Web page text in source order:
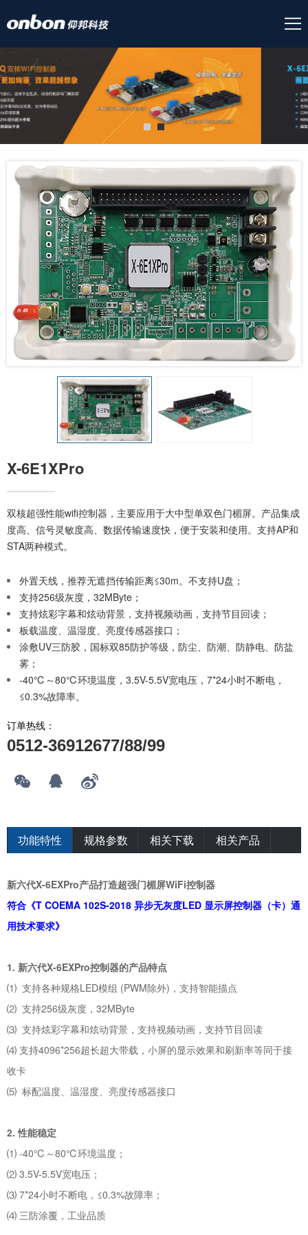
X-6E1XPro
双核超强性能wifi控制器，主要应用于大中型单双色门楣屏。产品集成
度高、信号灵敏度高、数据传输速度快，便于安装和使用。支持AP和
STA两种模式。
外置天线，推荐无遮挡传输距离≤30m。不支持U盘；
支持256级灰度，32MByte；
支持炫彩字幕和炫动背景，支持视频动画，支持节目回读；
板载温度、温湿度、亮度传感器接口；
涂敷UV三防胶，国标双85防护等级，防尘、防潮、防静电、防盐
雾；
-40℃～80℃环境温度，3.5V-5.5V宽电压，7*24小时不断电，
≤0.3%故障率。
订单热线：
0512-36912677/88/99
功能特性 规格参数 相关下载 相关产品
新六代X-6EXPro产品打造超强门楣屏WiFi控制器
符合《T COEMA 102S-2018 异步无灰度LED 显示屏控制器（卡）通
用技术要求》
1. 新六代X-6EXPro控制器的产品特点
⑴ 支持各种规格LED模组 (PWM除外)，支持智能描点
⑵ 支持256级灰度，32MByte
⑶ 支持炫彩字幕和炫动背景，支持视频动画，支持节目回读
⑷ 支持4096*256超长超大带载，小屏的显示效果和刷新率等同于接
收卡
⑸ 标配温度、温湿度、亮度传感器接口
2. 性能稳定
⑴ -40℃～80℃环境温度；
⑵ 3.5V-5.5V宽电压；
⑶ 7*24小时不断电，≤0.3%故障率；
⑷ 三防涂覆，工业品质